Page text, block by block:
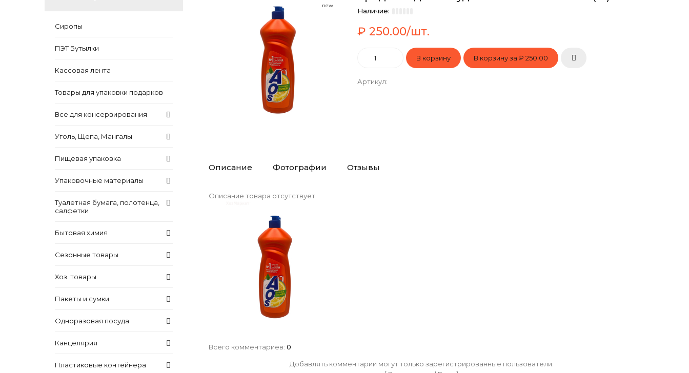
new
Наличие:
₽ 250.00/шт.
В корзину за ₽ 250.00
Артикул:
Описание Фотографии Отзывы
Описание товара отсутствует
Всего комментариев:0
Добавлять комментарии могут только зарегистрированные пользователи.
Сиропы
ПЭТ Бутылки
Кассовая лента
Товары для упаковки подарков
Все для консервирования
Уголь, Щепа, Мангалы
Пищевая упаковка
Упаковочные материалы
Туалетная бумага, полотенца,
салфетки
Бытовая химия
Сезонные товары
Хоз. товары
Пакеты и сумки
Одноразовая посуда
Канцелярия
Пластиковые контейнера